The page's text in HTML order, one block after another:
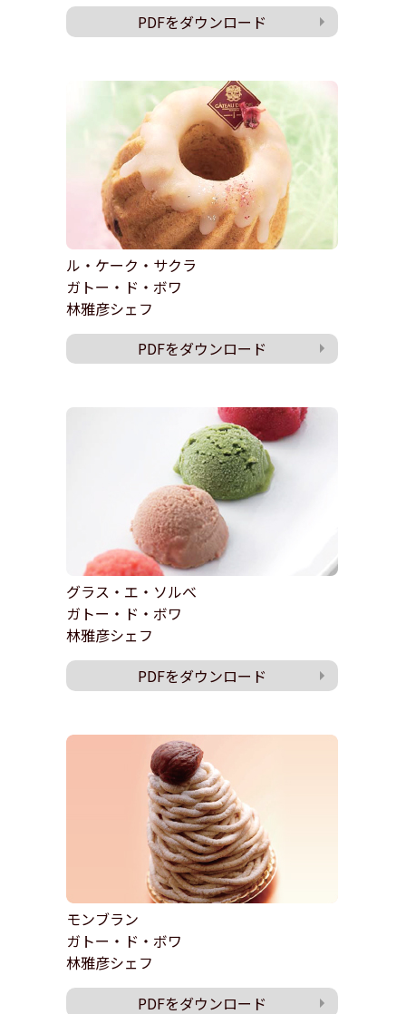
PDFをダウンロード
ル・ケーク・サクラ
ガトー・ド・ボワ
林雅彦シェフ
PDFをダウンロード
グラス・エ・ソルべ
ガトー・ド・ボワ
林雅彦シェフ
PDFをダウンロード
モンブラン
ガトー・ド・ボワ
林雅彦シェフ
PDFをダウンロード